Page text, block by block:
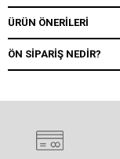
ÜRÜN ÖNERILERI
ÖN SIPARIŞ NEDIR?